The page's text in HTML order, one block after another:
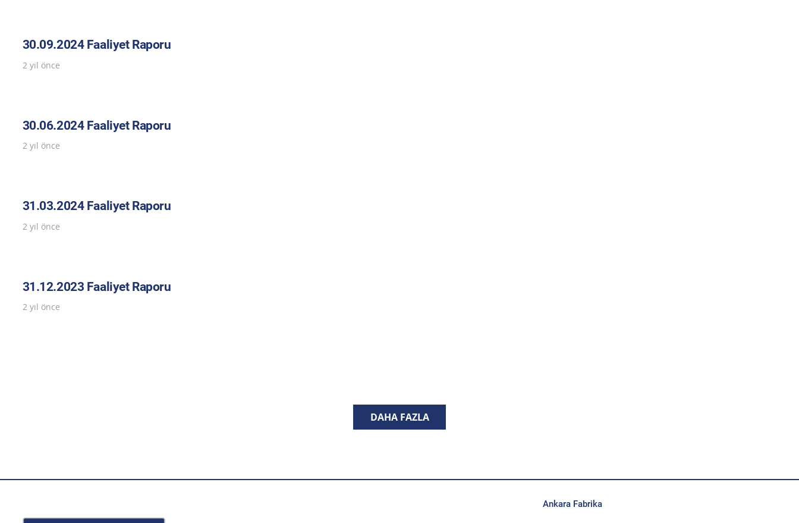
30.09.2024 Faaliyet Raporu
2 yıl önce
30.06.2024 Faaliyet Raporu
2 yıl önce
31.03.2024 Faaliyet Raporu
2 yıl önce
31.12.2023 Faaliyet Raporu
2 yıl önce
DAHA FAZLA
Ankara Fabrika